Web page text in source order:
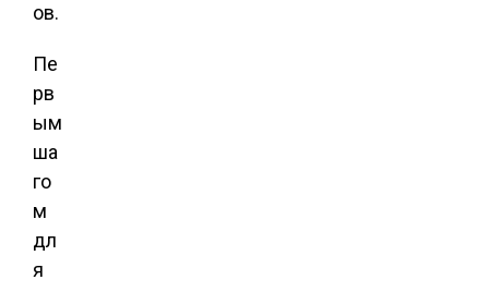
ов.
Пе
рв
ым
ша
го
м
дл
я